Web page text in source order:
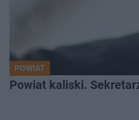
POWIAT
Powiat kaliski.